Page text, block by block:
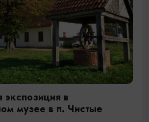
экспозиция в
музее в п. Чистые